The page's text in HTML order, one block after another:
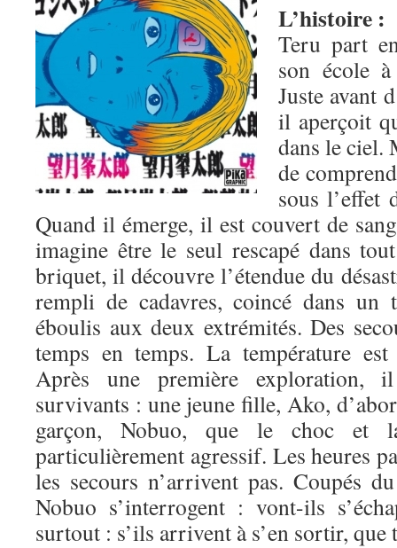
L’histoire :
Teru part
son école
Juste avant
il aperçoit
dans le ciel.
de
sous l’effet
Quand il émerge, il est couvert de
imagine être le seul rescapé dans
briquet, il découvre l’étendue du
rempli de cadavres, coincé dans un
éboulis aux deux extrémités. Des
temps en temps. La température est
Après une première exploration,
survivants : une jeune fille, Ako,
garçon, Nobuo, que le choc et
particulièrement agressif. Les heures
les secours n’arrivent pas. Coupés
Nobuo s’interrogent : vont-ils
surtout : s’ils arrivent à s’en sortir,